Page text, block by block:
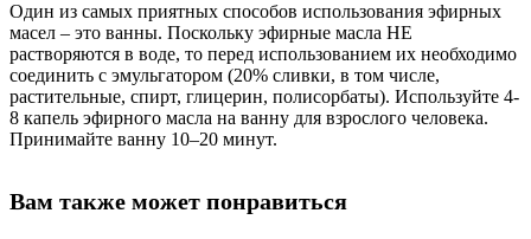
Один из самых приятных способов использования эфирных
масел – это ванны. Поскольку эфирные масла НЕ
растворяются в воде, то перед использованием их необходимо
соединить с эмульгатором (20% сливки, в том числе,
растительные, спирт, глицерин, полисорбаты). Используйте 4-
8 капель эфирного масла на ванну для взрослого человека.
Принимайте ванну 10–20 минут.
Вам также может понравиться